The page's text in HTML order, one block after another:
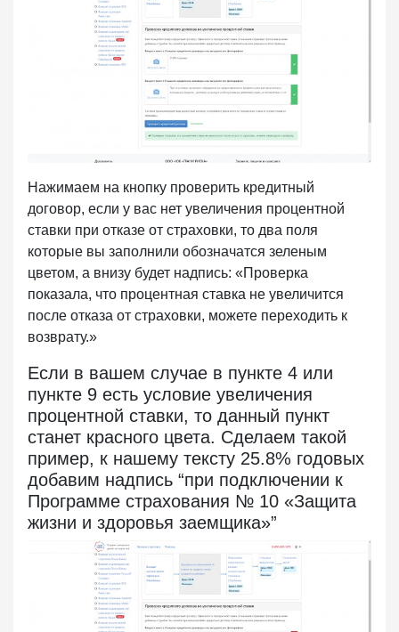
Нажимаем на кнопку проверить кредитный
договор, если у вас нет увеличения процентной
ставки при отказе от страховки, то два поля
которые вы заполнили обозначатся зеленым
цветом, а внизу будет надпись: «Проверка
показала, что процентная ставка не увеличится
после отказа от страховки, можете переходить к
возврату.»
Если в вашем случае в пункте 4 или
пункте 9 есть условие увеличения
процентной ставки, то данный пункт
станет красного цвета. Сделаем такой
пример, к нашему тексту 25.8% годовых
добавим надпись “при подключении к
Программе страхования № 10 «Защита
жизни и здоровья заемщика»”